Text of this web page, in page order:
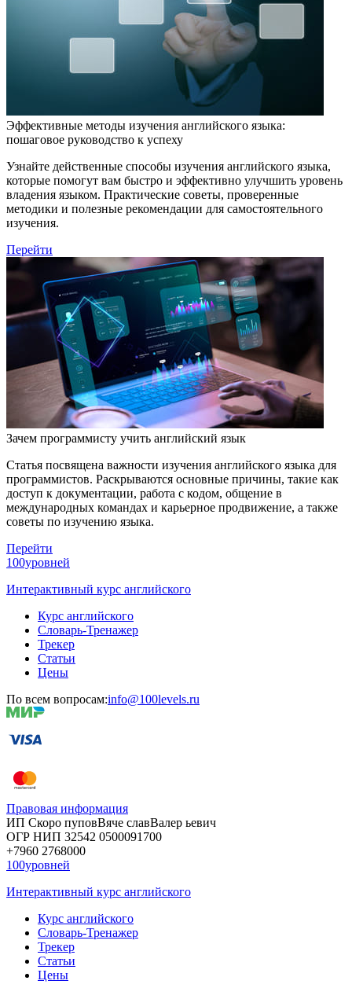
Эффективные методы изучения английского языка:
пошаговое руководство к успеху
Узнайте действенные способы изучения английского языка,
которые помогут вам быстро и эффективно улучшить уровень
владения языком. Практические советы, проверенные
методики и полезные рекомендации для самостоятельного
изучения.
Перейти
Зачем программисту учить английский язык
Статья посвящена важности изучения английского языка для
программистов. Раскрываются основные причины, такие как
доступ к документации, работа с кодом, общение в
международных командах и карьерное продвижение, а также
советы по изучению языка.
Перейти
100уровней
Интерактивный курс английского
Курс английского
Словарь-Тренажер
Трекер
Статьи
Цены
По всем вопросам:info@100levels.ru
Правовая информация
ИП Скоро пуповВяче славВалер ьевич
ОГР НИП 32542 0500091700
+7960 2768000
100уровней
Интерактивный курс английского
Курс английского
Словарь-Тренажер
Трекер
Статьи
Цены